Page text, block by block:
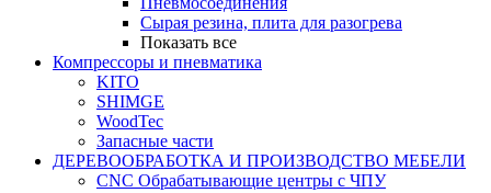
Сырая резина, плита для разогрева
Показать все
Компрессоры и пневматика
KITO
SHIMGE
WoodTec
Запасные части
ДЕРЕВООБРАБОТКА И ПРОИЗВОДСТВО МЕБЕЛИ
CNC Обрабатывающие центры с ЧПУ